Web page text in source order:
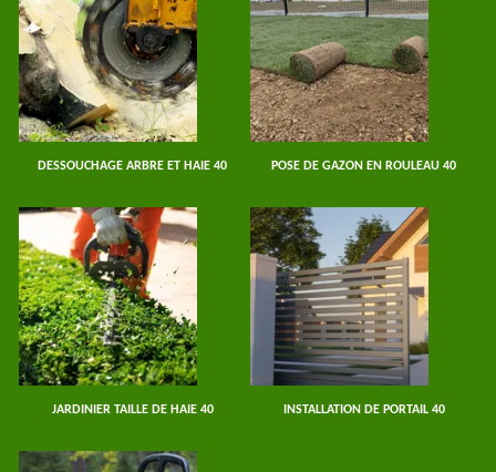
DESSOUCHAGE ARBRE ET HAIE 40 POSE DE GAZON EN ROULEAU 40
JARDINIER TAILLE DE HAIE 40 INSTALLATION DE PORTAIL 40